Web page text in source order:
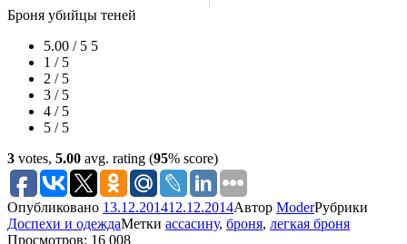
Броня убийцы теней
5.00 / 5 5
1 / 5
2 / 5
3 / 5
4 / 5
5 / 5
3 votes, 5.00 avg. rating (95% score)
Опубликовано 13.12.201412.12.2014Автор ModerРубрики
Доспехи и одеждаМетки ассасину, броня, легкая броня
Просмотров: 16 008